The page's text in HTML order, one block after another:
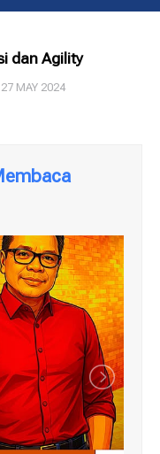
dan Agility
27 MAY 2024